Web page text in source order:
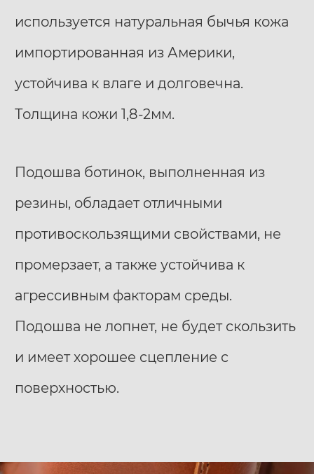
используется натуральная бычья кожа
импортированная из Америки,
устойчива к влаге и долговечна.
Толщина кожи 1,8-2мм.
Подошва ботинок, выполненная из
резины, обладает отличными
противоскользящими свойствами, не
промерзает, а также устойчива к
агрессивным факторам среды.
Подошва не лопнет, не будет скользить
и имеет хорошее сцепление с
поверхностью.